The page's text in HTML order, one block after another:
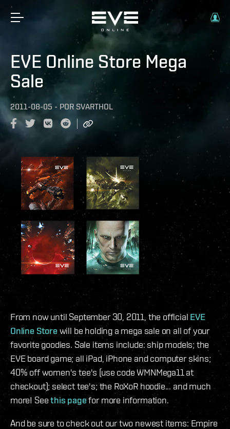
EVE Online Store Mega
Sale
2011-08-05 - POR SVARTHOL
From now until September 30, 2011, the official EVE
Online Store will be holding a mega sale on all of your
favorite goodies. Sale items include: ship models; the
EVE board game; all iPad, iPhone and computer skins;
40% off women's tee's (use code WMNMega11 at
checkout); select tee's; the RoXoR hoodie... and much
more! Seethis pagefor more information.
And be sure to check out our two newest items: Empire